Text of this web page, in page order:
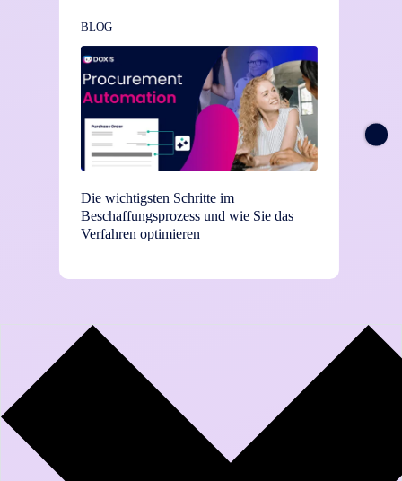
BLOG
Die wichtigsten Schritte im
Beschaffungsprozess und wie Sie das
Verfahren optimieren